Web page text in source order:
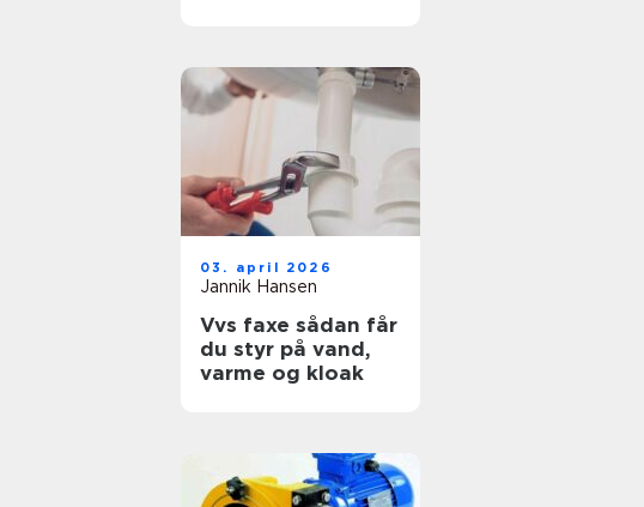
03. april 2026
Jannik Hansen
Vvs faxe sådan får
du styr på vand,
varme og kloak